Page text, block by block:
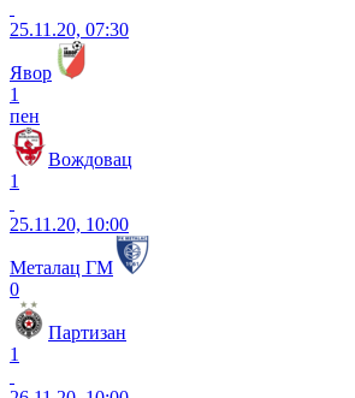
25.11.20, 07:30
Явор
1
пен
Вождовац
1
25.11.20, 10:00
Металац ГМ
0
Партизан
1